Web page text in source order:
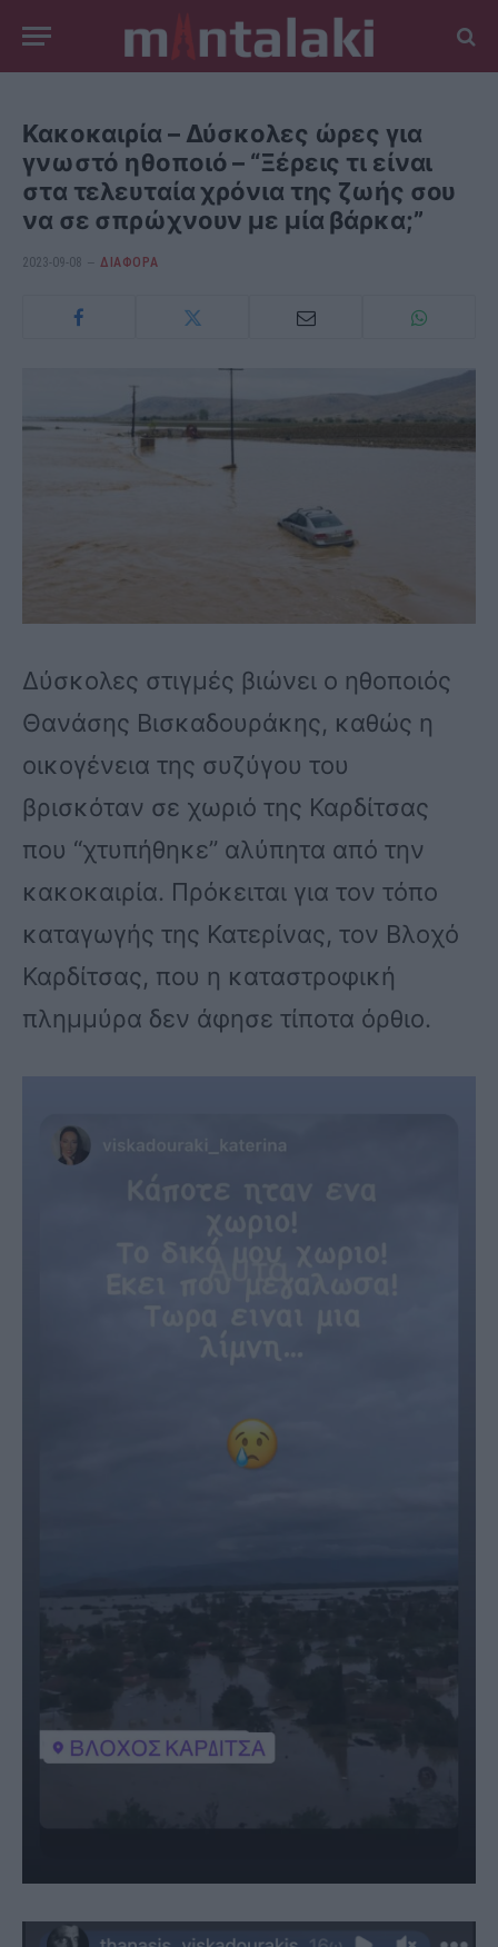
Κακοκαιρία – Δύσκολες ώρες για
γνωστό ηθοποιό – “Ξέρεις τι είναι
στα τελευταία χρόνια της ζωής σου
να σε σπρώχνουν με μία βάρκα;”
2023-09-08 ΔΙΆΦΟΡΑ
Δύσκολες στιγμές βιώνει ο ηθοποιός
Θανάσης Βισκαδουράκης, καθώς η
οικογένεια της συζύγου του
βρισκόταν σε χωριό της Καρδίτσας
που “χτυπήθηκε” αλύπητα από την
κακοκαιρία. Πρόκειται για τον τόπο
καταγωγής της Κατερίνας, τον Βλοχό
Καρδίτσας, που η καταστροφική
πλημμύρα δεν άφησε τίποτα όρθιο.